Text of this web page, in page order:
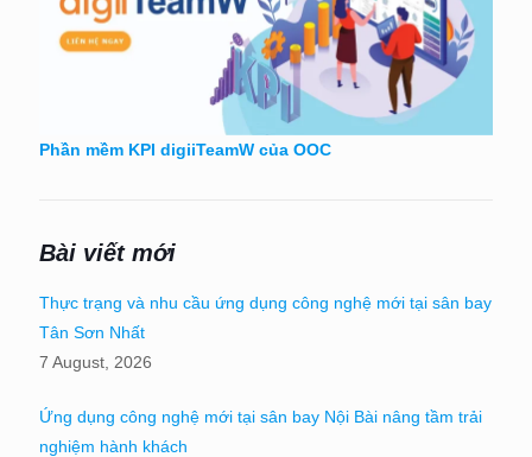
Phần mềm KPI digiiTeamW của OOC
Bài viết mới
Thực trạng và nhu cầu ứng dụng công nghệ mới tại sân bay
Tân Sơn Nhất
7 August, 2026
Ứng dụng công nghệ mới tại sân bay Nội Bài nâng tầm trải
nghiệm hành khách